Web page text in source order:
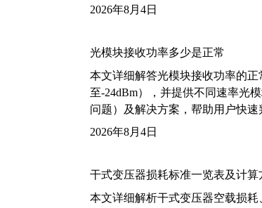
2026年8月4日
光模块接收功率多少是正常
本文详细解答光模块接收功率的
至-24dBm），并提供不同速率光
问题）及解决方案，帮助用户快速
2026年8月4日
干式变压器损耗标准一览表及计算
本文详细解析干式变压器空载损耗